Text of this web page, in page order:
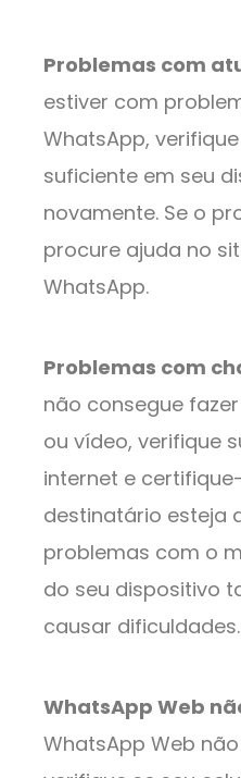
Problemas com
estiver com
WhatsApp,
suficiente em seu
novamente. Se o
procure ajuda no
WhatsApp.
Problemas com
não consegue
ou vídeo, verifique
internet e
destinatário esteja
problemas com o
do seu dispositivo
causar dificuldades.
WhatsApp Web
WhatsApp Web